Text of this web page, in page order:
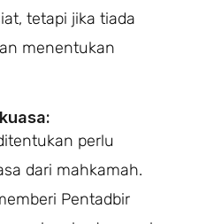
tetapi jika tiada
menentukan
perlu
dari mahkamah.
Pentadbir